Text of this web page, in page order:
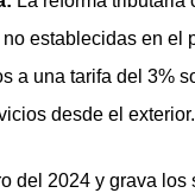
establecidas en el
a una tarifa del 3%
desde el exterior.
del 2024 y grava